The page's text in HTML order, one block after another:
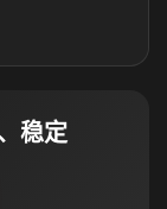
稳定